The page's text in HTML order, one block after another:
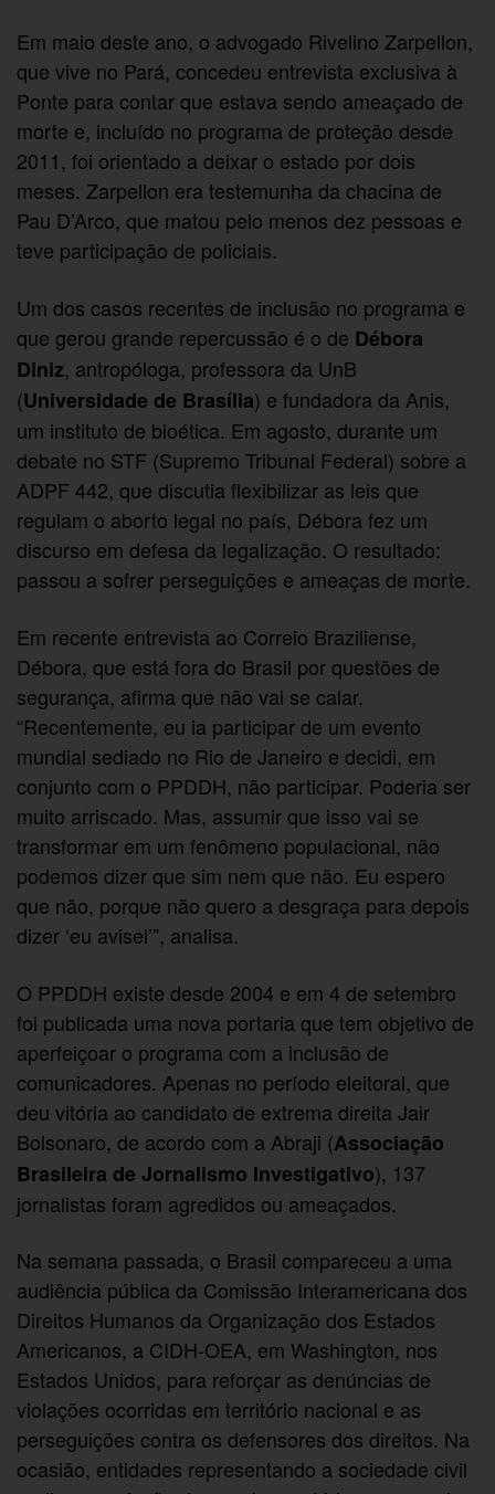
Em maio deste ano, o advogado Rivelino Zarpellon,
que vive no Pará, concedeu entrevista exclusiva à
Ponte para contar que estava sendo ameaçado de
morte e, incluído no programa de proteção desde
2011, foi orientado a deixar o estado por dois
meses. Zarpellon era testemunha da chacina de
Pau D’Arco, que matou pelo menos dez pessoas e
teve participação de policiais.
Um dos casos recentes de inclusão no programa e
que gerou grande repercussão é o de Débora
Diniz, antropóloga, professora da UnB
(Universidade de Brasília) e fundadora da Anis,
um instituto de bioética. Em agosto, durante um
debate no STF (Supremo Tribunal Federal) sobre a
ADPF 442, que discutia flexibilizar as leis que
regulam o aborto legal no país, Débora fez um
discurso em defesa da legalização. O resultado:
passou a sofrer perseguições e ameaças de morte.
Em recente entrevista ao Correio Braziliense,
Débora, que está fora do Brasil por questões de
segurança, afirma que não vai se calar.
“Recentemente, eu ia participar de um evento
mundial sediado no Rio de Janeiro e decidi, em
conjunto com o PPDDH, não participar. Poderia ser
muito arriscado. Mas, assumir que isso vai se
transformar em um fenômeno populacional, não
podemos dizer que sim nem que não. Eu espero
que não, porque não quero a desgraça para depois
dizer ‘eu avisei’”, analisa.
O PPDDH existe desde 2004 e em 4 de setembro
foi publicada uma nova portaria que tem objetivo de
aperfeiçoar o programa com a inclusão de
comunicadores. Apenas no período eleitoral, que
deu vitória ao candidato de extrema direita Jair
Bolsonaro, de acordo com a Abraji (Associação
Brasileira de Jornalismo Investigativo), 137
jornalistas foram agredidos ou ameaçados.
Na semana passada, o Brasil compareceu a uma
audiência pública da Comissão Interamericana dos
Direitos Humanos da Organização dos Estados
Americanos, a CIDH-OEA, em Washington, nos
Estados Unidos, para reforçar as denúncias de
violações ocorridas em território nacional e as
perseguições contra os defensores dos direitos. Na
ocasião, entidades representando a sociedade civil